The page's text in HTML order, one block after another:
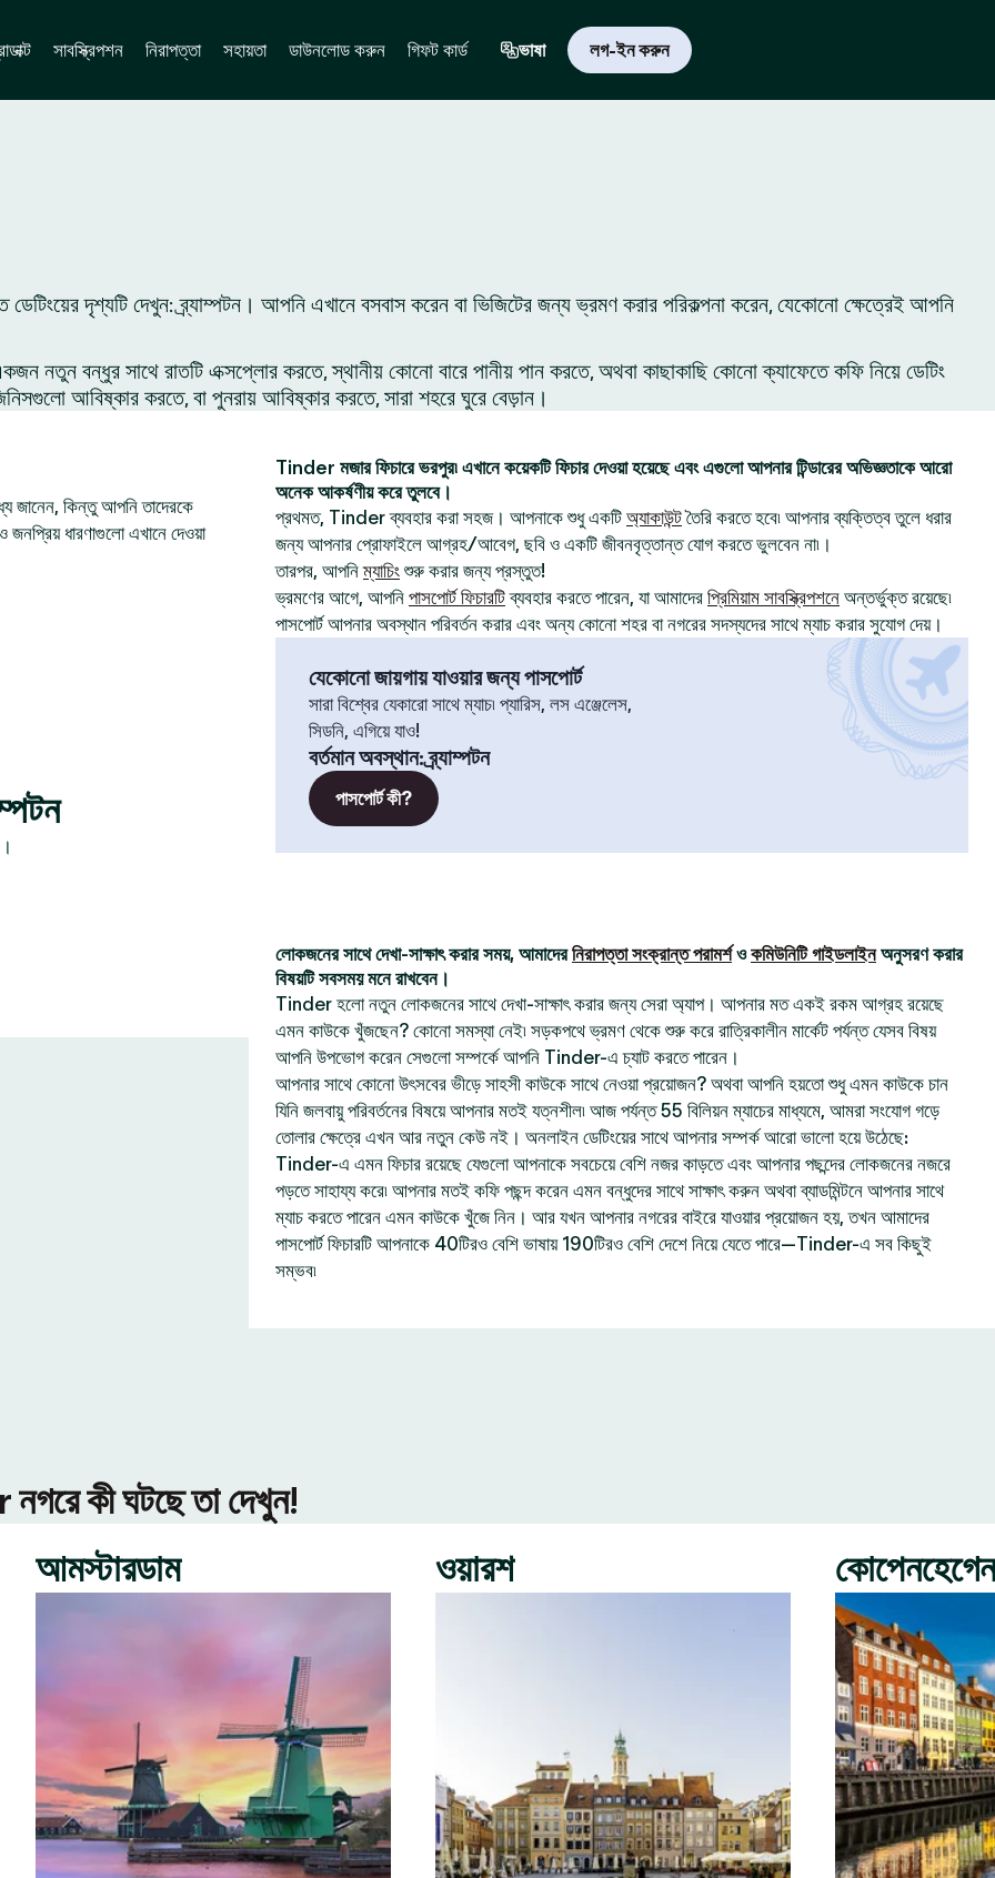
সাবস্ক্রিপশন নিরাপত্তা সহায়তা ডাউনলোড করুন গিফট কার্ড ভাষা লগ-ইন করুন
দৃশ্যটি দেখুন: ব্র্যাম্পটন। আপনি এখানে বসবাস করেন বা ভিজিটের জন্য ভ্রমণ করার পরিকল্পনা করেন, যেকোনো ক্ষেত্রেই আপনি
বন্ধুর সাথে রাতটি এক্সপ্লোর করতে, স্থানীয় কোনো বারে পানীয় পান করতে, অথবা কাছাকাছি কোনো ক্যাফেতে কফি নিয়ে ডেটিং
আবিষ্কার করতে, বা পুনরায় আবিষ্কার করতে, সারা শহরে ঘুরে বেড়ান।
জানেন, কিন্তু আপনি তাদেরকে
জনপ্রিয় ধারণাগুলো এখানে দেওয়া
Tinder মজার ফিচারে ভরপুর৷ এখানে কয়েকটি ফিচার দেওয়া হয়েছে এবং এগুলো আপনার টিন্ডারের অভিজ্ঞতাকে আরো
অনেক আকর্ষণীয় করে তুলবে।
প্রথমত, Tinder ব্যবহার করা সহজ। আপনাকে শুধু একটি অ্যাকাউন্টতৈরি করতে হবে৷ আপনার ব্যক্তিত্ব তুলে ধরার
জন্য আপনার প্রোফাইলে আগ্রহ/আবেগ, ছবি ও একটি জীবনবৃত্তান্ত যোগ করতে ভুলবেন না৷।
তারপর, আপনিম্যাচিং শুরু করার জন্য প্রস্তুত!
ভ্রমণের আগে, আপনি পাসপোর্ট ফিচারটিব্যবহার করতে পারেন, যা আমাদের প্রিমিয়াম সাবস্ক্রিপশনে অন্তর্ভুক্ত রয়েছে৷
পাসপোর্ট আপনার অবস্থান পরিবর্তন করার এবং অন্য কোনো শহর বা নগরের সদস্যদের সাথে ম্যাচ করার সুযোগ দেয়।
যেকোনো জায়গায় যাওয়ার জন্য পাসপোর্ট
সারা বিশ্বের যেকারো সাথে ম্যাচ৷ প্যারিস, লস এঞ্জেলেস,
সিডনি, এগিয়ে যাও!
বর্তমান অবস্থান:ব্র্যাম্পটন
পাসপোর্ট কী?
লোকজনের সাথে দেখা-সাক্ষাৎ করার সময়, আমাদেরনিরাপত্তা সংক্রান্ত পরামর্শওকমিউনিটি গাইডলাইনঅনুসরণ করার
বিষয়টি সবসময় মনে রাখবেন।
Tinder হলো নতুন লোকজনের সাথে দেখা-সাক্ষাৎ করার জন্য সেরা অ্যাপ। আপনার মত একই রকম আগ্রহ রয়েছে
এমন কাউকে খুঁজছেন? কোনো সমস্যা নেই৷ সড়কপথে ভ্রমণ থেকে শুরু করে রাত্রিকালীন মার্কেট পর্যন্ত যেসব বিষয়
আপনি উপভোগ করেন সেগুলো সম্পর্কে আপনি Tinder-এ চ্যাট করতে পারেন।
আপনার সাথে কোনো উৎসবের ভীড়ে সাহসী কাউকে সাথে নেওয়া প্রয়োজন? অথবা আপনি হয়তো শুধু এমন কাউকে চান
যিনি জলবায়ু পরিবর্তনের বিষয়ে আপনার মতই যত্নশীল৷ আজ পর্যন্ত 55 বিলিয়ন ম্যাচের মাধ্যমে, আমরা সংযোগ গড়ে
তোলার ক্ষেত্রে এখন আর নতুন কেউ নই। অনলাইন ডেটিংয়ের সাথে আপনার সম্পর্ক আরো ভালো হয়ে উঠেছে:
Tinder-এ এমন ফিচার রয়েছে যেগুলো আপনাকে সবচেয়ে বেশি নজর কাড়তে এবং আপনার পছন্দের লোকজনের নজরে
পড়তে সাহায্য করে৷ আপনার মতই কফি পছন্দ করেন এমন বন্ধুদের সাথে সাক্ষাৎ করুন অথবা ব্যাডমিন্টনে আপনার সাথে
ম্যাচ করতে পারেন এমন কাউকে খুঁজে নিন। আর যখন আপনার নগরের বাইরে যাওয়ার প্রয়োজন হয়, তখন আমাদের
পাসপোর্ট ফিচারটি আপনাকে 40টিরও বেশি ভাষায় 190টিরও বেশি দেশে নিয়ে যেতে পারে—Tinder-এ সব কিছুই
সম্ভব৷
কী ঘটছে তা দেখুন!
আমস্টারডাম
ওয়ারশ কোপেনহেগেন